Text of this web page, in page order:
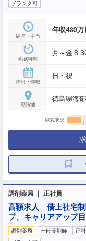
ブランク可
給与・手当
年収480万
勤務時間
月～金
休日・休暇
日・祝
勤務地
徳島県海
閲覧状況
調剤薬局 ｜ 正社員
高額求人 借上社宅
プ、キャリアアップ
調剤薬局 一般薬剤師 正